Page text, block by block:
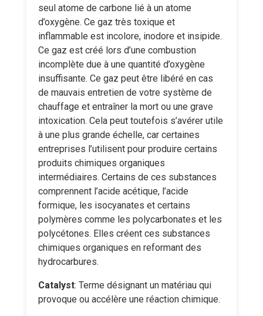
seul atome de carbone lié à un atome
d’oxygène. Ce gaz très toxique et
inflammable est incolore, inodore et insipide.
Ce gaz est créé lors d’une combustion
incomplète due à une quantité d’oxygène
insuffisante. Ce gaz peut être libéré en cas
de mauvais entretien de votre système de
chauffage et entraîner la mort ou une grave
intoxication. Cela peut toutefois s’avérer utile
à une plus grande échelle, car certaines
entreprises l’utilisent pour produire certains
produits chimiques organiques
intermédiaires. Certains de ces substances
comprennent l’acide acétique, l’acide
formique, les isocyanates et certains
polymères comme les polycarbonates et les
polycétones. Elles créent ces substances
chimiques organiques en reformant des
hydrocarbures.
Catalyst: Terme désignant un matériau qui
provoque ou accélère une réaction chimique.